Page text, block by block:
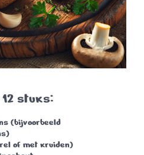
stuks:
(bijvoorbeeld
of met kruiden)